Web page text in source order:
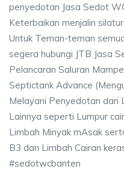
penyedotan Jasa Sedot
Keterbaikan menjalin
Untuk Teman-teman
segera hubungi JTB Jasa
Pelancaran Saluran
Septictank Advance
Melayani Penyedotan dari
Lainnya seperti Lumpur
Limbah Minyak mAsak
B3 dan Limbah Cairan
#sedotwcbanten